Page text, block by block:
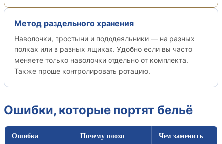
Метод раздельного хранения
Наволочки, простыни и пододеяльники — на разных
полках или в разных ящиках. Удобно если вы часто
меняете только наволочки отдельно от комплекта.
Также проще контролировать ротацию.
Ошибки, которые портят бельё
Ошибка Почему плохо Чем заменить